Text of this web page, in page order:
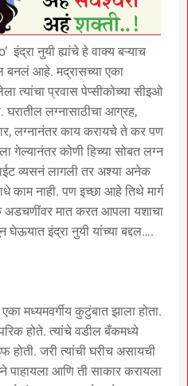
नुयी ह्यांचे हे वाक्य बऱ्याच
बनलं आहे. मद्रासच्या एका
त्यांचा प्रवास पेप्सीकोच्या सीइओ
घरातील लग्नासाठीचा आग्रह,
लग्नानंतर काय करायचे ते कर पण
गेल्यानंतर कोणी हिच्या सोबत लग्न
व्यसनं लागली तर अश्या अनेक
काम नाही. पण इच्छा आहे तिथे मार्ग
अडचणींवर मात करत आपला यशाचा
घेऊयात इंद्रा नुयी यांच्या बद्दल….
मध्यमवर्गीय कुटुंबात झाला होता.
होते. त्यांचे वडील बँकमध्ये
जरी त्यांची घरीच असायची
पाहायला आणि ती साकार करायला